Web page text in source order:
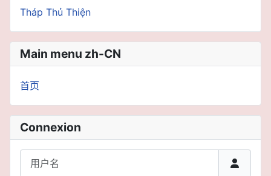
Tháp Thủ Thiện
Main menu zh-CN
首页
Connexion
用户名